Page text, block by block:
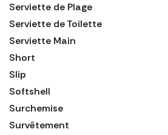
Serviette de Plage
Serviette de Toilette
Serviette Main
Short
Slip
Softshell
Surchemise
Survêtement